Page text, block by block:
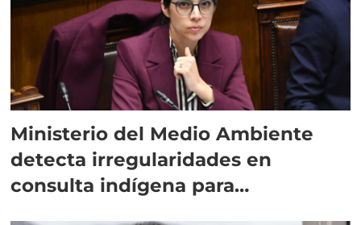
Ministerio del Medio Ambiente
detecta irregularidades en
consulta indígena para